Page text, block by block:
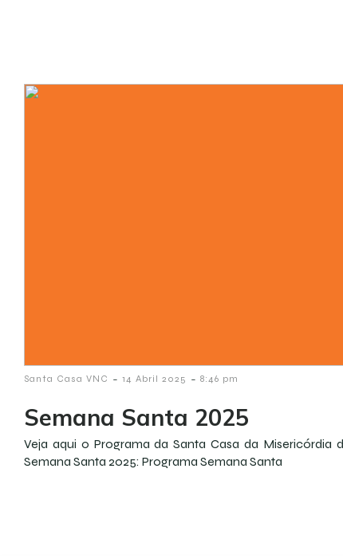
Santa Casa VNC - 14 Abril 2025 - 8:46 pm
Semana Santa 2025
Veja aqui o Programa da Santa Casa da Misericórdia
Semana Santa 2025: Programa Semana Santa